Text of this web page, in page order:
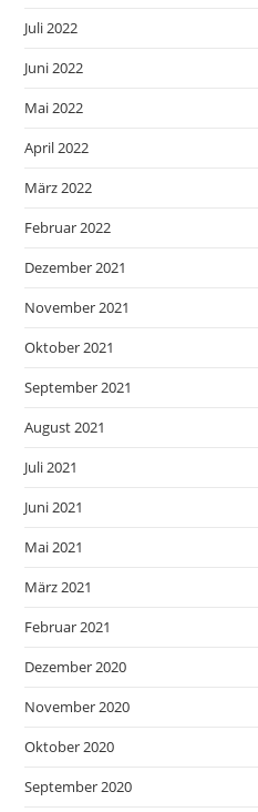
Juli 2022
Juni 2022
Mai 2022
April 2022
März 2022
Februar 2022
Dezember 2021
November 2021
Oktober 2021
September 2021
August 2021
Juli 2021
Juni 2021
Mai 2021
März 2021
Februar 2021
Dezember 2020
November 2020
Oktober 2020
September 2020